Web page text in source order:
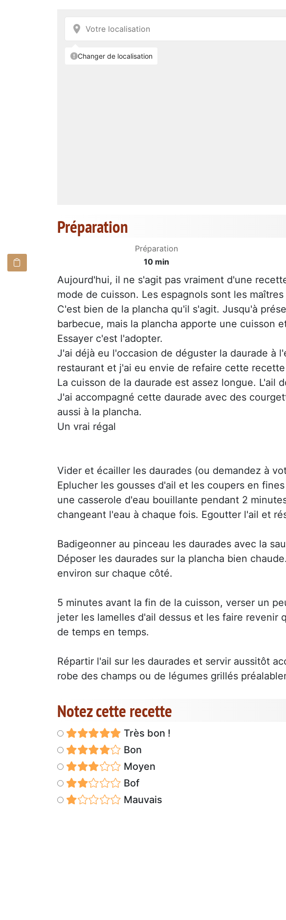
Préparation
Préparation
10 min
Aujourd'hui, il ne s'agit pas vraiment d'une
mode de cuisson. Les espagnols sont les
C'est bien de la plancha qu'il s'agit. Jusqu'à
barbecue, mais la plancha apporte une cuisson
Essayer c'est l'adopter.
J'ai déjà eu l'occasion de déguster la daurade à
restaurant et j'ai eu envie de refaire cette recette
La cuisson de la daurade est assez longue. L'ail
J'ai accompagné cette daurade avec des
aussi à la plancha.
Un vrai régal
Vider et écailler les daurades (ou demandez à
Eplucher les gousses d'ail et les coupers en
une casserole d'eau bouillante pendant 2
changeant l'eau à chaque fois. Egoutter l'ail et
Badigeonner au pinceau les daurades avec la
Déposer les daurades sur la plancha bien
environ sur chaque côté.
5 minutes avant la fin de la cuisson, verser un
jeter les lamelles d'ail dessus et les faire revenir
de temps en temps.
Répartir l'ail sur les daurades et servir aussitôt
robe des champs ou de légumes grillés
Notez cette recette
Très bon !
Bon
Moyen
Bof
Mauvais